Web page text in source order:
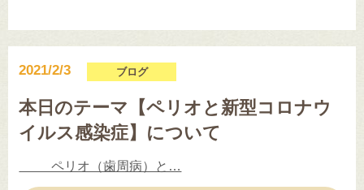
2021/2/3 ブログ
本日のテーマ【ペリオと新型コロナウ
イルス感染症】について
ペリオ（歯周病）と…